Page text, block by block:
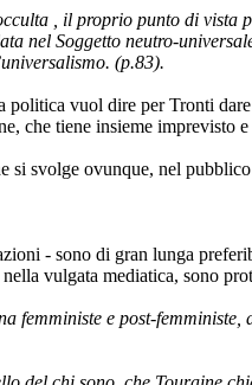
, il proprio punto di
nel Soggetto neutro-
(p.83).
politica vuol dire per Tronti
che tiene insieme
si svolge ovunque, nel
- sono di gran lunga
vulgata mediatica, sono
femministe e post-